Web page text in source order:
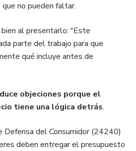
no pueden faltar.
bien al presentarlo: "Este
parte del trabajo para que
qué incluye antes de
objeciones porque el
tiene una lógica detrás.
Defensa del Consumidor (24240)
deben entregar el presupuesto